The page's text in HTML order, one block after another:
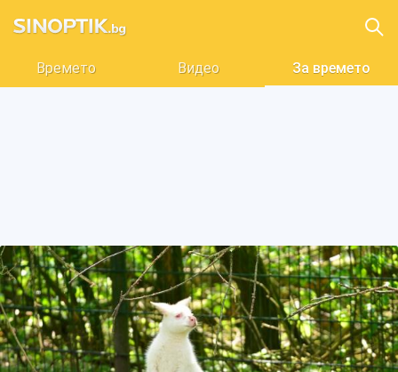
Времето Видео За времето